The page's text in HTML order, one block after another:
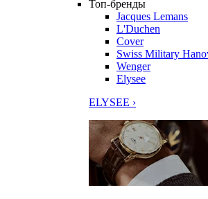
Топ-бренды
Jacques Lemans
L'Duchen
Cover
Swiss Military
Wenger
Elysee
ELYSEE ›